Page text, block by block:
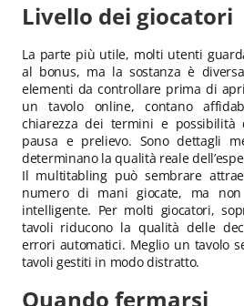
Livello dei giocatori
La parte più utile, molti utenti
al bonus, ma la sostanza è
elementi da controllare prima di
un tavolo online, contano
chiarezza dei termini e possibilità
pausa e prelievo. Sono dettagli
determinano la qualità reale
Il multitabling può sembrare
numero di mani giocate, ma
intelligente. Per molti giocatori,
tavoli riducono la qualità delle
errori automatici. Meglio un tavolo
tavoli gestiti in modo distratto.
Quando fermarsi